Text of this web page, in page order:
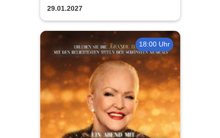
29.01.2027
18:00 Uhr